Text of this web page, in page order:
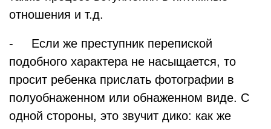
отношения и т.д.
- Если же преступник перепиской
подобного характера не насыщается, то
просит ребенка прислать фотографии в
полуобнаженном или обнаженном виде. С
одной стороны, это звучит дико: как же